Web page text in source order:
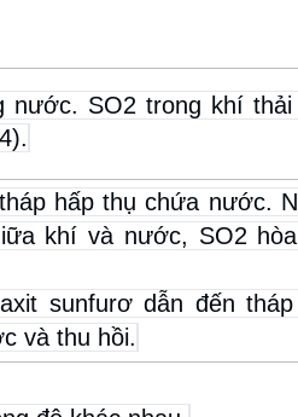
nước. SO2 trong khí thải
hấp thụ chứa nước.
khí và nước, SO2
sunfurơ dẫn đến
và thu hồi.